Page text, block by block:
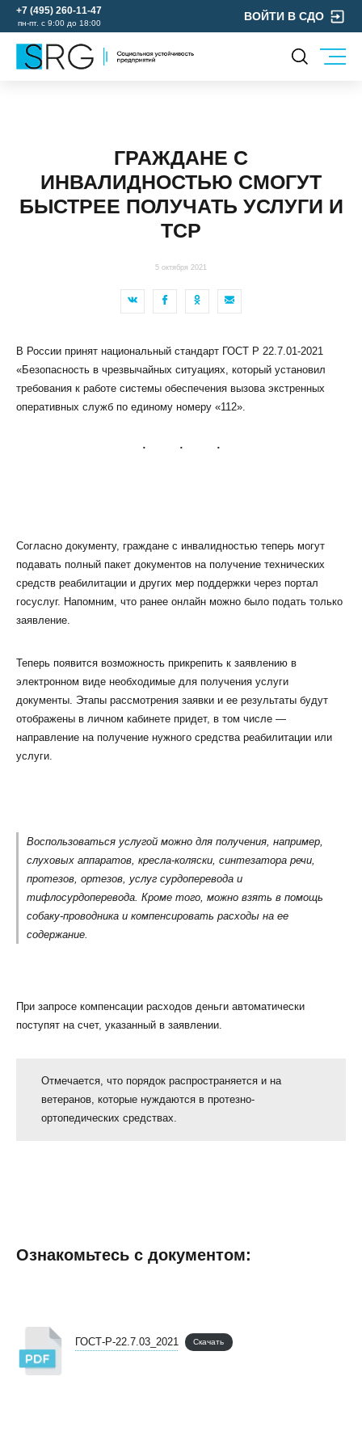
+7 (495) 260-11-47
пн-пт. с 9:00 до 18:00
ВОЙТИ В СДО
Пресс-центр
Реквизиты
УЧЕБНЫЙ ЦЕНТР
ЭКОЛОГИЯ
ГРАЖДАНЕ С
ИНВАЛИДНОСТЬЮ СМОГУТ
БЫСТРЕЕ ПОЛУЧАТЬ УСЛУГИ И
ТСР
5 октября 2021
В России принят национальный стандарт ГОСТ Р 22.7.01-2021
«Безопасность в чрезвычайных ситуациях, который установил
требования к работе системы обеспечения вызова экстренных
оперативных служб по единому номеру «112».
Согласно документу, граждане с инвалидностью теперь могут
подавать полный пакет документов на получение технических
средств реабилитации и других мер поддержки через портал
госуслуг. Напомним, что ранее онлайн можно было подать только
заявление.
Теперь появится возможность прикрепить к заявлению в
электронном виде необходимые для получения услуги
документы. Этапы рассмотрения заявки и ее результаты будут
отображены в личном кабинете придет, в том числе —
направление на получение нужного средства реабилитации или
услуги.
Воспользоваться услугой можно для получения, например,
слуховых аппаратов, кресла-коляски, синтезатора речи,
протезов, ортезов, услуг сурдоперевода и
тифлосурдоперевода. Кроме того, можно взять в помощь
собаку-проводника и компенсировать расходы на ее
содержание.
При запросе компенсации расходов деньги автоматически
поступят на счет, указанный в заявлении.
Отмечается, что порядок распространяется и на
ветеранов, которые нуждаются в протезно-
ортопедических средствах.
Ознакомьтесь с документом:
ГОСТ-Р-22.7.03_2021 Скачать